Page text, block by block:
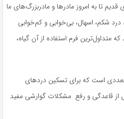
تا بە امروز مادرها و مادربزرگ‌های ما
درد شکم، اسهال، بی‌خوابی و کم‌خوابی
کە متداول‌ترین فرم استفاده از آن گیاه،
است که برای تسکین دردهای
قاعدگی و رفع مشکلات گوارشی مفید